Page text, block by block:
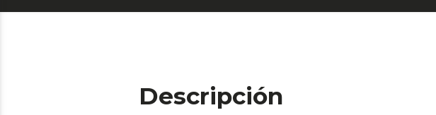
Descripción